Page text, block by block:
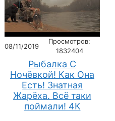
08/11/2019
Просмотров:
1832404
Рыбалка С
Ночёвкой! Как Она
Есть! Знатная
Жарёха. Всё таки
поймали! 4К